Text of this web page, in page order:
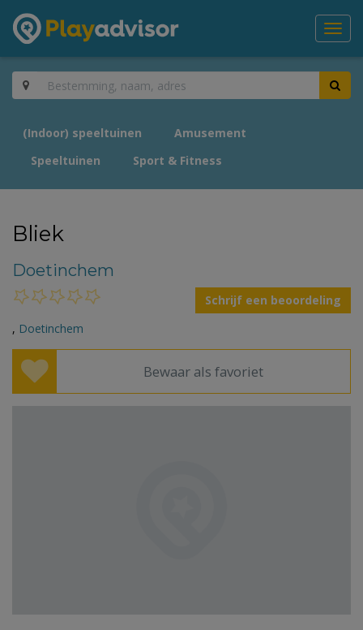
(Indoor) speeltuinen
Amusement
Speeltuinen
Sport & Fitness
Bliek
Doetinchem
Schrijf een beoordeling
, Doetinchem
Bewaar als favoriet